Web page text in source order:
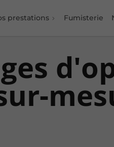
prestations Fumisterie